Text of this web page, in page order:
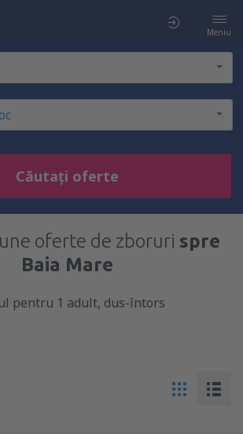
Meniu
Căutați oferte
oferte de zboruri spre
Baia Mare
pentru 1 adult, dus-întors